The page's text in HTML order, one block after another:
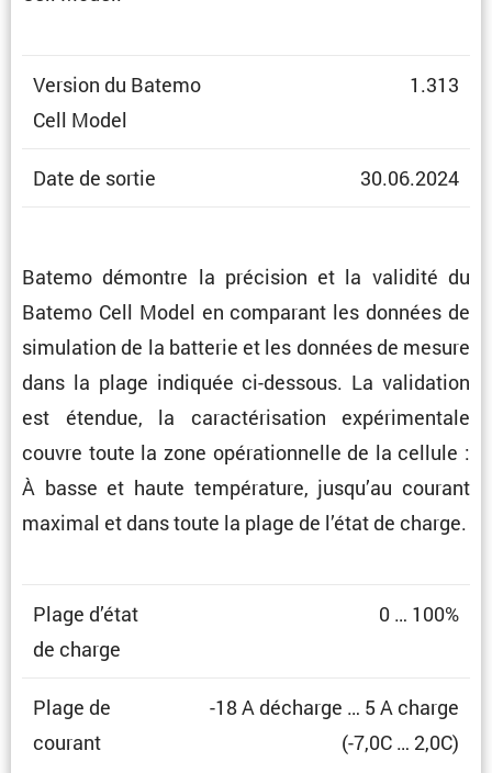
Version du Batemo
Cell Model
1.313
Date de sortie 30.06.2024
Batemo démontre la préci­sion et la validité du
Batemo Cell Model en compa­rant les données de
simula­tion de la batterie et les données de mesure
dans la plage indiquée ci-dessous. La valida­tion
est étendue, la carac­té­ri­sa­tion expéri­men­tale
couvre toute la zone opéra­tion­nelle de la cellule :
À basse et haute tempé­ra­ture, jusqu’au courant
maximal et dans toute la plage de l’état de charge.
Plage d’état
de charge
0 … 100%
Plage de
courant
-18 A décharge … 5 A charge
(-7,0C … 2,0C)